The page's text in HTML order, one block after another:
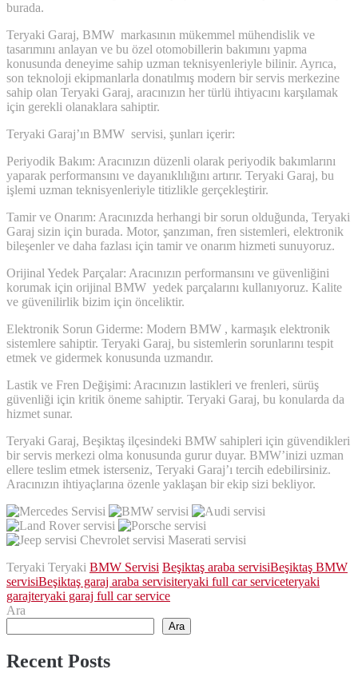
burada.
Teryaki Garaj, BMW markasının mükemmel mühendislik ve
tasarımını anlayan ve bu özel otomobillerin bakımını yapma
konusunda deneyime sahip uzman teknisyenleriyle bilinir. Ayrıca,
son teknoloji ekipmanlarla donatılmış modern bir servis merkezine
sahip olan Teryaki Garaj, aracınızın her türlü ihtiyacını karşılamak
için gerekli olanaklara sahiptir.
Teryaki Garaj’ın BMW servisi, şunları içerir:
Periyodik Bakım: Aracınızın düzenli olarak periyodik bakımlarını
yaparak performansını ve dayanıklılığını artırır. Teryaki Garaj, bu
işlemi uzman teknisyenleriyle titizlikle gerçekleştirir.
Tamir ve Onarım: Aracınızda herhangi bir sorun olduğunda, Teryaki
Garaj sizin için burada. Motor, şanzıman, fren sistemleri, elektronik
bileşenler ve daha fazlası için tamir ve onarım hizmeti sunuyoruz.
Orijinal Yedek Parçalar: Aracınızın performansını ve güvenliğini
korumak için orijinal BMW yedek parçalarını kullanıyoruz. Kalite
ve güvenilirlik bizim için önceliktir.
Elektronik Sorun Giderme: Modern BMW , karmaşık elektronik
sistemlere sahiptir. Teryaki Garaj, bu sistemlerin sorunlarını tespit
etmek ve gidermek konusunda uzmandır.
Lastik ve Fren Değişimi: Aracınızın lastikleri ve frenleri, sürüş
güvenliği için kritik öneme sahiptir. Teryaki Garaj, bu konularda da
hizmet sunar.
Teryaki Garaj, Beşiktaş ilçesindeki BMW sahipleri için güvendikleri
bir servis merkezi olma konusunda gurur duyar. BMW’inizi uzman
ellere teslim etmek isterseniz, Teryaki Garaj’ı tercih edebilirsiniz.
Aracınızın ihtiyaçlarına özenle yaklaşan bir ekip sizi bekliyor.
Teryaki Teryaki BMW Servisi Beşiktaş araba servisiBeşiktaş BMW
servisiBeşiktaş garaj araba servisiteryaki full car serviceteryaki
garajteryaki garaj full car service
Ara
Ara
Recent Posts